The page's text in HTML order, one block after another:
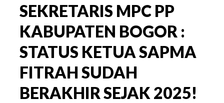
SEKRETARIS MPC PP
KABUPATEN BOGOR :
STATUS KETUA SAPMA
FITRAH SUDAH
BERAKHIR SEJAK 2025!